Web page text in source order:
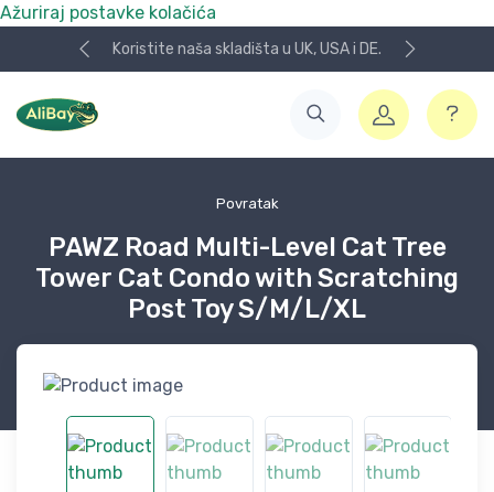
Ažuriraj postavke kolačića
Koristite naša skladišta u UK, USA i DE.
Povratak
PAWZ Road Multi-Level Cat Tree
Tower Cat Condo with Scratching
Post Toy S/M/L/XL